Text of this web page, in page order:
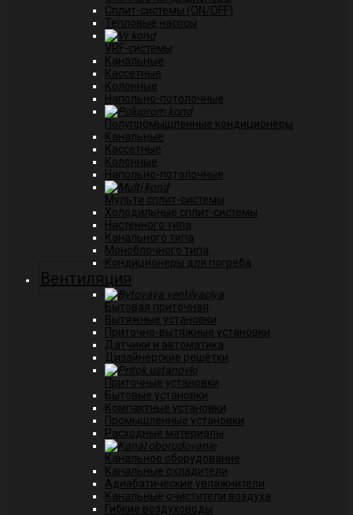
Сплит-системы (ON/OFF)
Тепловые насосы
VRF-системы
Канальные
Касcетные
Колонные
Напольно-потолочные
Полупромышленные кондиционеры
Канальные
Кассетные
Колонные
Напольно-потолочные
Мульти сплит-системы
Холодильные сплит-системы
Настенного типа
Канального типа
Моноблочного типа
Кондиционеры для погреба
Вентиляция
Бытовая приточная
Вытяжные установки
Приточно-вытяжные установки
Датчики и автоматика
Дизайнерские решётки
Приточные установки
Бытовые установки
Компактные установки
Промышленные установки
Расходные материалы
Канальное оборудование
Канальные охладители
Адиабатические увлажнители
Канальные очистители воздуха
Гибкие воздуховоды